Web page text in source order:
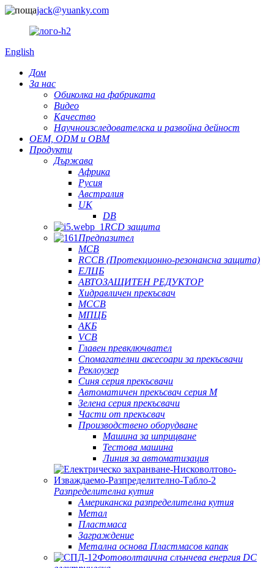
jack@yuanky.com
English
Дом
За нас
Обиколка на фабриката
Видео
Качество
Научноизследователска и развойна дейност
OEM, ODM и OBM
Продукти
Държава
Африка
Русия
Австралия
UK
DB
RCD защита
Предпазител
MCB
RCCB (Протекционно-резонансна защита)
ЕЛЦБ
АВТОЗАЩИТЕН РЕДУКТОР
Хидравличен прекъсвач
MCCB
МПЦБ
АКБ
VCB
Главен превключвател
Спомагателни аксесоари за прекъсвачи
Реклоузер
Синя серия прекъсвачи
Автоматичен прекъсвач серия M
Зелена серия прекъсвачи
Части от прекъсвач
Производствено оборудване
Машина за шприцване
Тестова машина
Линия за автоматизация
Разпределителна кутия
Американска разпределителна кутия
Метал
Пластмаса
Заграждение
Метална основа Пластмасов капак
Фотоволтаична слънчева енергия DC